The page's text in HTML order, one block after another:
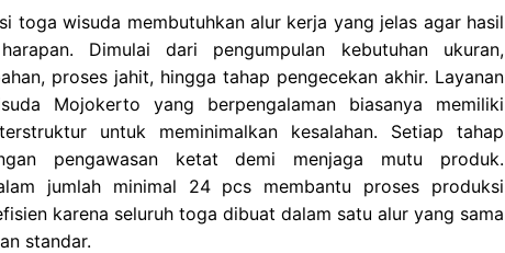
toga wisuda membutuhkan alur kerja yang jelas agar hasil
Dimulai dari pengumpulan kebutuhan ukuran,
proses jahit, hingga tahap pengecekan akhir. Layanan
Mojokerto yang berpengalaman biasanya memiliki
untuk meminimalkan kesalahan. Setiap tahap
pengawasan ketat demi menjaga mutu produk.
jumlah minimal 24 pcs membantu proses produksi
karena seluruh toga dibuat dalam satu alur yang sama
standar.